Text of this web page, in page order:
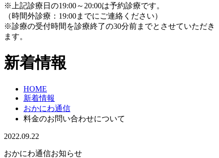
※上記診療日の19:00～20:00は予約診療です。
（時間外診療：19:00までにご連絡ください）
※診療の受付時間を診療終了の30分前までとさせていただき
ます。
新着情報
HOME
新着情報
おかにわ通信
料金のお問い合わせについて
2022.09.22
おかにわ通信お知らせ